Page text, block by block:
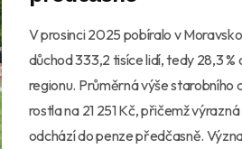
V prosinci 2025 pobíralo v
důchod 333,2 tisíce lidí, tedy 28,3
regionu. Průměrná výše starobního
rostla na 21 251 Kč, přičemž
odchází do penze předčasně.